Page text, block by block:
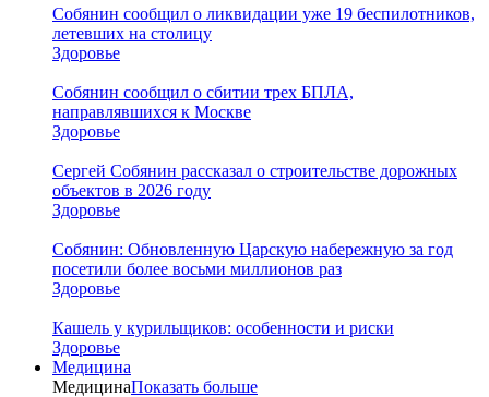
Собянин сообщил о ликвидации уже 19 беспилотников,
летевших на столицу
Здоровье
Собянин сообщил о сбитии трех БПЛА,
направлявшихся к Москве
Здоровье
Сергей Собянин рассказал о строительстве дорожных
объектов в 2026 году
Здоровье
Собянин: Обновленную Царскую набережную за год
посетили более восьми миллионов раз
Здоровье
Кашель у курильщиков: особенности и риски
Здоровье
Медицина
МедицинаПоказать больше